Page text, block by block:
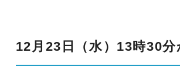
12月23日（水）13時30分